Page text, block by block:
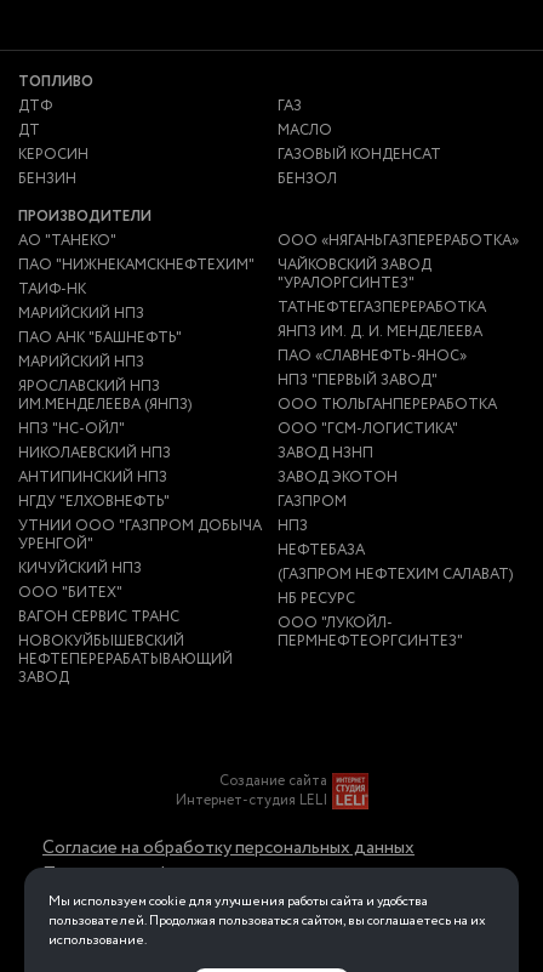
ТОПЛИВО
ДТФ
ДТ
КЕРОСИН
БЕНЗИН
ГАЗ
МАСЛО
ГАЗОВЫЙ КОНДЕНСАТ
БЕНЗОЛ
ПРОИЗВОДИТЕЛИ
АО "ТАНЕКО"
ПАО "НИЖНЕКАМСКНЕФТЕХИМ"
ТАИФ-НК
МАРИЙСКИЙ НПЗ
ПАО АНК "БАШНЕФТЬ"
МАРИЙСКИЙ НПЗ
ЯРОСЛАВСКИЙ НПЗ
ИМ.МЕНДЕЛЕЕВА (ЯНПЗ)
НПЗ "НС-ОЙЛ"
НИКОЛАЕВСКИЙ НПЗ
АНТИПИНСКИЙ НПЗ
НГДУ "ЕЛХОВНЕФТЬ"
УТНИИ ООО "ГАЗПРОМ ДОБЫЧА
УРЕНГОЙ"
КИЧУЙСКИЙ НПЗ
ООО "БИТЕХ"
ВАГОН СЕРВИС ТРАНС
НОВОКУЙБЫШЕВСКИЙ
НЕФТЕПЕРЕРАБАТЫВАЮЩИЙ
ЗАВОД
ООО «НЯГАНЬГАЗПЕРЕРАБОТКА»
ЧАЙКОВСКИЙ ЗАВОД
"УРАЛОРГСИНТЕЗ"
ТАТНЕФТЕГАЗПЕРЕРАБОТКА
ЯНПЗ ИМ. Д. И. МЕНДЕЛЕЕВА
ПАО «СЛАВНЕФТЬ-ЯНОС»
НПЗ "ПЕРВЫЙ ЗАВОД"
ООО ТЮЛЬГАНПЕРЕРАБОТКА
ООО "ГСМ-ЛОГИСТИКА"
ЗАВОД НЗНП
ЗАВОД ЭКОТОН
ГАЗПРОМ
НПЗ
НЕФТЕБАЗА
(ГАЗПРОМ НЕФТЕХИМ САЛАВАТ)
НБ РЕСУРС
ООО "ЛУКОЙЛ-
ПЕРМНЕФТЕОРГСИНТЕЗ"
Создание сайта
Интернет-студия LELI
Согласие на обработку персональных данных
Политика конфиденциальности в отношении
обработки персональных данных
Мы используем cookie для улучшения работы сайта и удобства
пользователей. Продолжая пользоваться сайтом, вы соглашаетесь на их
использование.